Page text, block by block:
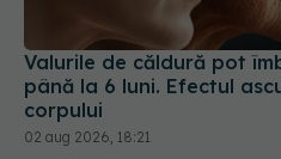
Valurile de căldură pot
până la 6 luni. Efectul
corpului
02 aug 2026, 18:21